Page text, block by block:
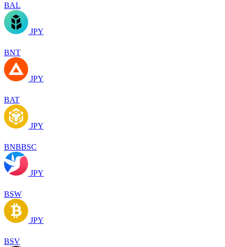
BAL
JPY
BNT
JPY
BAT
JPY
BNBBSC
JPY
BSW
JPY
BSV